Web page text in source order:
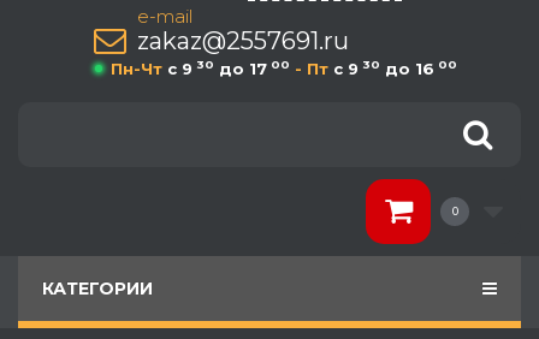
e-mail
zakaz@2557691.ru
Пн-Чт c 9 30 до 17 00 - Пт c 9 30 до 16 00
0
КАТЕГОРИИ